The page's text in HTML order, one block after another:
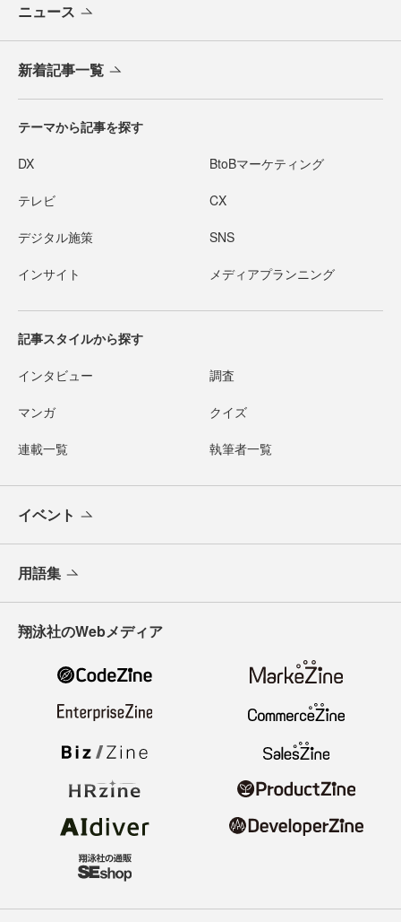
ニュース
新着記事一覧
テーマから記事を探す
DX BtoBマーケティング
テレビ CX
デジタル施策 SNS
インサイト メディアプランニング
記事スタイルから探す
インタビュー 調査
マンガ クイズ
連載一覧 執筆者一覧
イベント
用語集
翔泳社のWebメディア